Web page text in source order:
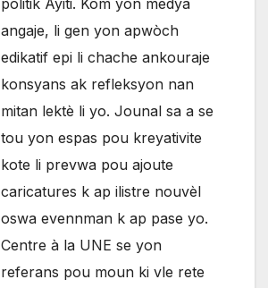
angaje, li gen yon apwòch
edikatif epi li chache ankouraje
konsyans ak refleksyon nan
mitan lektè li yo. Jounal sa a se
tou yon espas pou kreyativite
kote li prevwa pou ajoute
caricatures k ap ilistre nouvèl
oswa evennman k ap pase yo.
Centre à la UNE se yon
referans pou moun ki vle rete